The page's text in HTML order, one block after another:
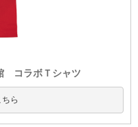
コラボＴシャツ
ら